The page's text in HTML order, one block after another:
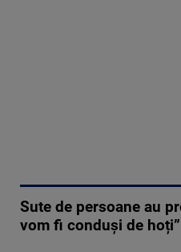
Sute de persoane au
vom fi conduși de hoți”